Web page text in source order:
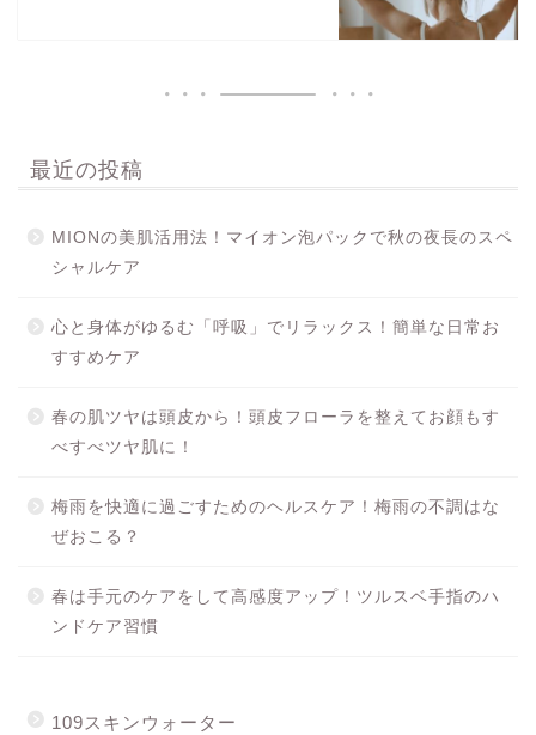
最近の投稿
MIONの美肌活用法！マイオン泡パックで秋の夜長のスペ
シャルケア
心と身体がゆるむ「呼吸」でリラックス！簡単な日常お
すすめケア
春の肌ツヤは頭皮から！頭皮フローラを整えてお顔もす
べすべツヤ肌に！
梅雨を快適に過ごすためのヘルスケア！梅雨の不調はな
ぜおこる？
春は手元のケアをして高感度アップ！ツルスベ手指のハ
ンドケア習慣
109スキンウォーター